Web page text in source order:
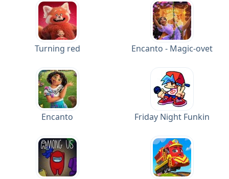
Turning red Encanto - Magic-ovet
Encanto Friday Night Funkin